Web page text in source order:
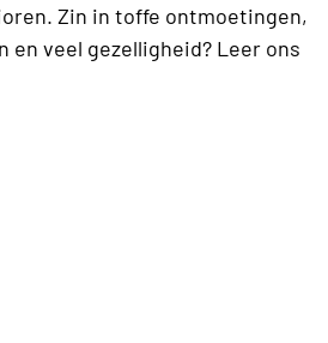
Zin in toffe ontmoetingen,
en veel gezelligheid? Leer ons